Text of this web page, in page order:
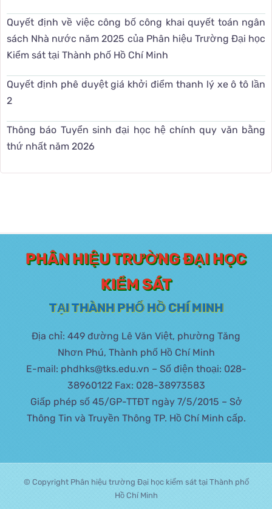
Quyết định về việc công bố công khai quyết toán ngân
sách Nhà nước năm 2025 của Phân hiệu Trường Đại học
Kiểm sát tại Thành phố Hồ Chí Minh
Quyết định phê duyệt giá khởi điểm thanh lý xe ô tô lần
2
Thông báo Tuyển sinh đại học hệ chính quy văn bằng
thứ nhất năm 2026
PHÂN HIỆU TRƯỜNG ĐẠI HỌC
KIỂM SÁT
TẠI THÀNH PHỐ HỒ CHÍ MINH
Địa chỉ: 449 đường Lê Văn Việt, phường Tăng
Nhơn Phú, Thành phố Hồ Chí Minh
E-mail: phdhks@tks.edu.vn – Số điện thoại: 028-
38960122 Fax: 028-38973583
Giấp phép số 45/GP-TTĐT ngày 7/5/2015 – Sở
Thông Tin và Truyền Thông TP. Hồ Chí Minh cấp.
© Copyright Phân hiệu trường Đại học kiểm sát tại Thành phố
Hồ Chí Minh